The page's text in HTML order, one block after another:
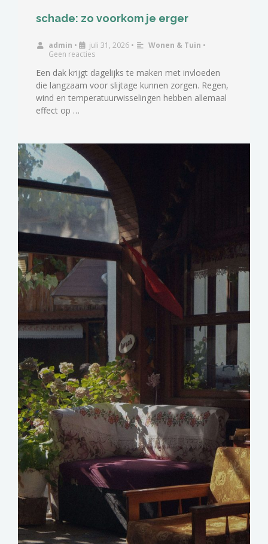
schade: zo voorkom je erger
admin • juli 31, 2026 • Wonen & Tuin •
Geen reacties
Een dak krijgt dagelijks te maken met invloeden
die langzaam voor slijtage kunnen zorgen. Regen,
wind en temperatuurwisselingen hebben allemaal
effect op …